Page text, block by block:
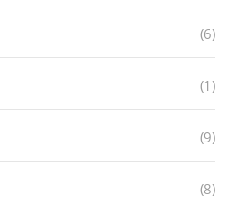
(6)
(1)
(9)
(8)